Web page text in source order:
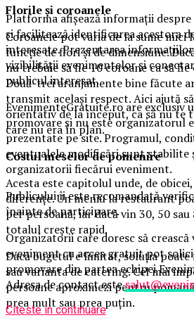
Florile și coroanele
Coroanele pot varia de la sume mici
funcție de flori și de dimensiune.
nu trebuie să fie 10 coroane ca să
Două-trei aranjamente bine făcute
transmit același respect. Aici ajută
orientativ de la început, ca să nu te
care nu era în plan.
Costul meselor de pomenire
Acesta este capitolul unde, de
diferențe. Un meniu la restaurant
per persoană, iar dacă vin 30, 50 sau
totalul crește rapid.
Dacă bugetul e limitat, soluția
sau varianta de catering. Cel mai
persoane aproximezi pentru
prea mult sau prea puțin.
Platforma afișează informații
și facilitează identificarea acestora
interesate. Prezentarea
vizibilității evenimentelor și
publicul interesat.
EvenimenteGratuite.ro are exclusiv
promovare și nu este organizatorul
prezentate pe site. Programul,
eventualele modificări sunt stabilite
organizatorii fiecărui eveniment.
Publicului îi este recomandată
înainte de participare.
Organizatorii care doresc să
eveniment cu acces gratuit pot
promovare din partea echipei
Adresa de contact este
Citeste in continuare